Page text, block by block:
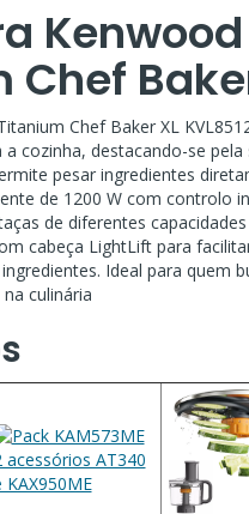
Kenwood
Chef
Chef Baker XL
cozinha, destacando-se pela
pesar ingredientes
de 1200 W com controlo
de diferentes
cabeça LightLift para
Ideal para quem
culinária